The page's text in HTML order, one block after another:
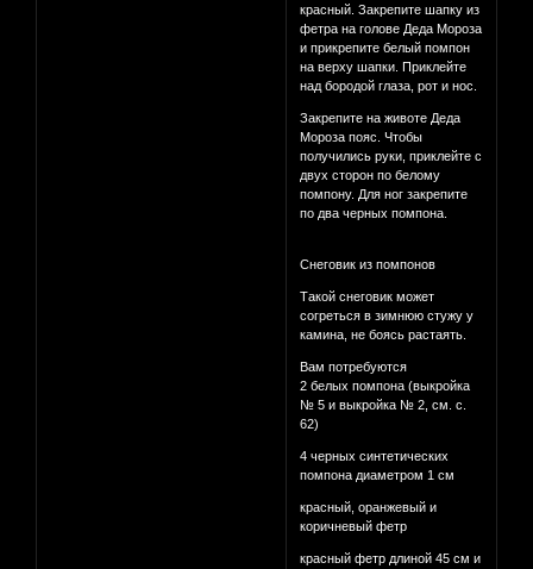
красный. Закрепите шапку из
фетра на голове Деда Мороза
и прикрепите белый помпон
на верху шапки. Приклейте
над бородой глаза, рот и нос.
Закрепите на животе Деда
Мороза пояс. Чтобы
получились руки, приклейте с
двух сторон по белому
помпону. Для ног закрепите
по два черных помпона.
Снеговик из помпонов
Такой снеговик может
согреться в зимнюю стужу у
камина, не боясь растаять.
Вам потребуются
2 белых помпона (выкройка
№ 5 и выкройка № 2, см. с.
62)
4 черных синтетических
помпона диаметром 1 см
красный, оранжевый и
коричневый фетр
красный фетр длиной 45 см и